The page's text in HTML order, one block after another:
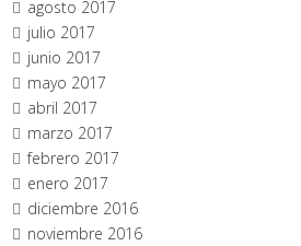
agosto 2017
julio 2017
junio 2017
mayo 2017
abril 2017
marzo 2017
febrero 2017
enero 2017
diciembre 2016
noviembre 2016